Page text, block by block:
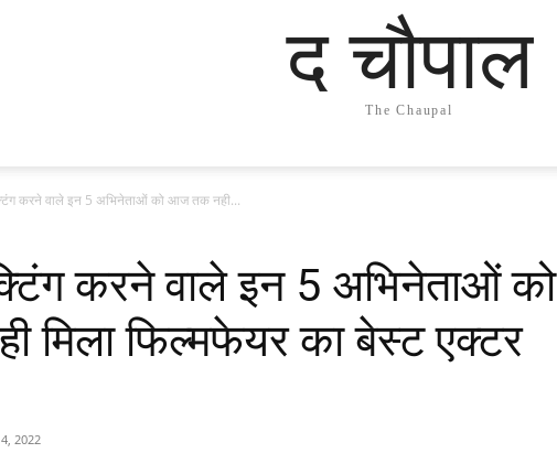
द चौपाल
The Chaupal
करने वाले इन 5 अभिनेताओं को आज तक नही...
करने वाले इन 5 अभिनेताओं को
मिला फिल्मफेयर का बेस्ट एक्टर
2022